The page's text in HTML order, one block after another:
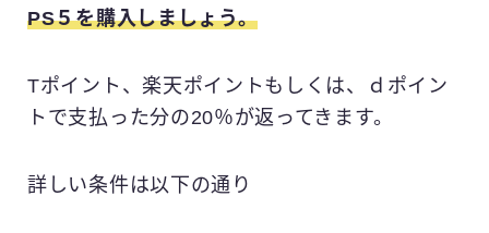
PS５を購入しましょう。
Tポイント、楽天ポイントもしくは、ｄポイン
トで支払った分の20％が返ってきます。
詳しい条件は以下の通り